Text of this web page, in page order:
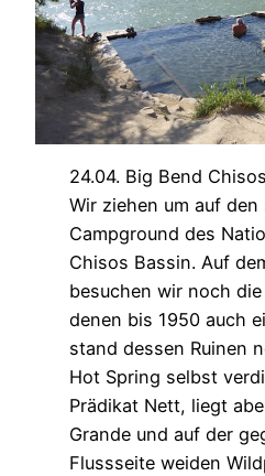
24.04. Big Bend
Wir ziehen um auf
Campground des
Chisos Bassin. Auf
besuchen wir noch
denen bis 1950 auch
stand dessen Ruinen
Hot Spring selbst
Prädikat Nett, liegt
Grande und auf der
Flussseite weiden